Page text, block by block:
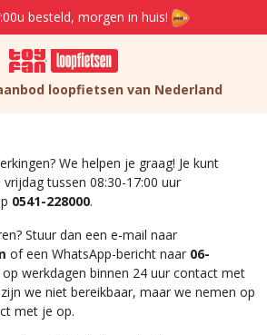
besteld, morgen in huis!
loopfietsen van Nederland
We helpen je graag! Je kunt
tussen 08:30-17:00 uur
0541-228000.
Stuur dan een e-mail naar
of een WhatsApp-bericht naar 06-
op werkdagen binnen 24 uur contact met
we niet bereikbaar, maar we nemen op
met je op.